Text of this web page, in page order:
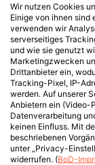
Wir nutzen Cookies
Einige von ihnen sind
verwenden wir
serverseitiges
und wie sie genutzt
Marketingzwecken
Drittanbieter ein,
Tracking-Pixel, IP-
werden. Auf unserer
Anbietern ein (Video-
Datenverarbeitung
keinen Einfluss. Mit
beschriebenen
unter „Privacy-
widerrufen. (BoD-